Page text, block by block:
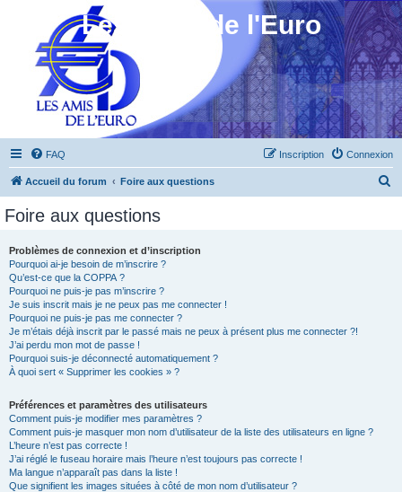
Les Amis de l'Euro
FAQ Connexion
Inscription
Accueil du forum Foire aux questions
Foire aux questions
Problèmes de connexion et d’inscription
Pourquoi ai-je besoin de m’inscrire ?
Qu’est-ce que la COPPA ?
Pourquoi ne puis-je pas m’inscrire ?
Je suis inscrit mais je ne peux pas me connecter !
Pourquoi ne puis-je pas me connecter ?
Je m’étais déjà inscrit par le passé mais ne peux à présent plus me connecter ?!
J’ai perdu mon mot de passe !
Pourquoi suis-je déconnecté automatiquement ?
À quoi sert « Supprimer les cookies » ?
Préférences et paramètres des utilisateurs
Comment puis-je modifier mes paramètres ?
Comment puis-je masquer mon nom d’utilisateur de la liste des utilisateurs en ligne ?
L’heure n’est pas correcte !
J’ai réglé le fuseau horaire mais l’heure n’est toujours pas correcte !
Ma langue n’apparaît pas dans la liste !
Que signifient les images situées à côté de mon nom d’utilisateur ?